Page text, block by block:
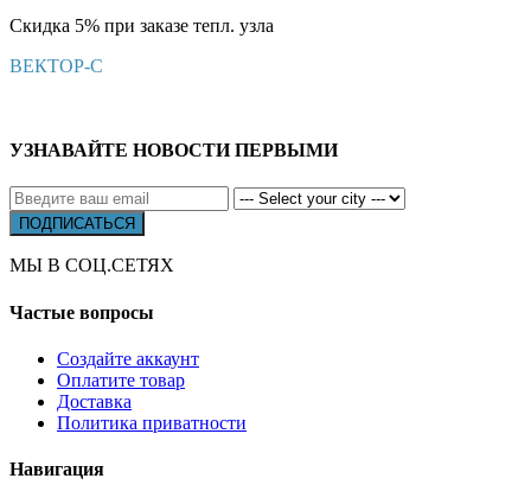
Скидка 5% при заказе тепл. узла
ВЕКТОР-С
УЗНАВАЙТЕ НОВОСТИ ПЕРВЫМИ
МЫ В СОЦ.СЕТЯХ
Частые вопросы
Создайте аккаунт
Оплатите товар
Доставка
Политика приватности
Навигация